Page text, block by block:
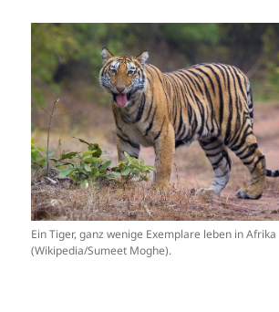
Ein Tiger, ganz wenige Exemplare leben in Afrika
(Wikipedia/Sumeet Moghe).